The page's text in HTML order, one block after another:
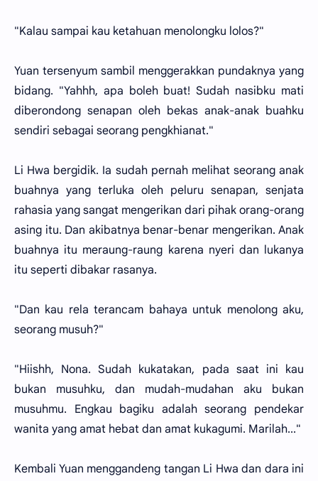
"Kalau sampai kau ketahuan menolongku lolos?"
Yuan tersenyum sambil menggerakkan pundaknya yang
bidang. "Yahhh, apa boleh buat! Sudah nasibku mati
diberondong senapan oleh bekas anak-anak buahku
sendiri sebagai seorang pengkhianat."
Li Hwa bergidik. Ia sudah pernah melihat seorang anak
buahnya yang terluka oleh peluru senapan, senjata
rahasia yang sangat mengerikan dari pihak orang-orang
asing itu. Dan akibatnya benar-benar mengerikan. Anak
buahnya itu meraung-raung karena nyeri dan lukanya
itu seperti dibakar rasanya.
"Dan kau rela terancam bahaya untuk menolong aku,
seorang musuh?"
"Hiishh, Nona. Sudah kukatakan, pada saat ini kau
bukan musuhku, dan mudah-mudahan aku bukan
musuhmu. Engkau bagiku adalah seorang pendekar
wanita yang amat hebat dan amat kukagumi. Marilah..."
Kembali Yuan menggandeng tangan Li Hwa dan dara ini